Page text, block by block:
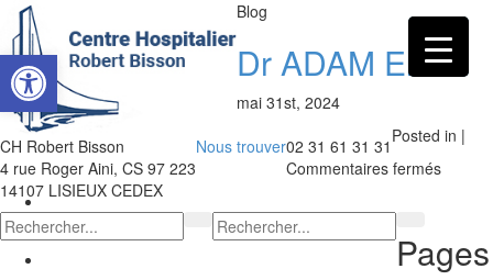
Ouvrir la barre d’outils
CH Robert Bisson
4 rue Roger Aini, CS 97 223
14107 LISIEUX CEDEX
Nous trouver02 31 61 31 31
Blog
Dr ADAM Elias
mai 31st, 2024
Posted in |
Commentaires ferméssur
Pages